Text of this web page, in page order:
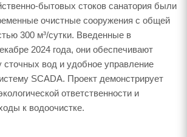
бытовых стоков санатория были
очистные сооружения с общей
300 м³/сутки. Введенные
2024 года, они обеспечивают
сточных вод и удобное управление
SCADA. Проект демонстрирует
ответственности и
к водоочистке.